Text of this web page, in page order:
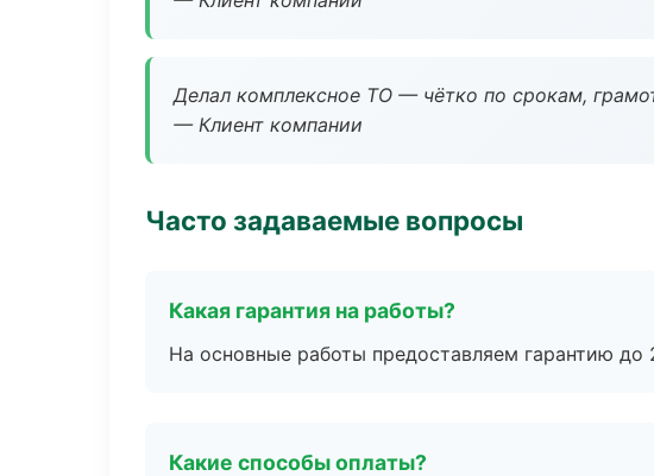
Делал комплексное ТО — чётко по срокам,
— Клиент компании
Часто задаваемые вопросы
Какая гарантия на работы?
На основные работы предоставляем гарантию до
Какие способы оплаты?